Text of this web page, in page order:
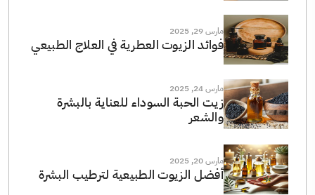
مارس 29, 2025
فوائد الزيوت العطرية في العلاج الطبيعي
مارس 24, 2025
زيت الحبة السوداء للعناية بالبشرة
والشعر
مارس 20, 2025
أفضل الزيوت الطبيعية لترطيب البشرة